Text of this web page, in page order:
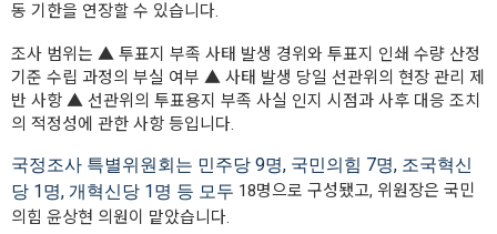
동 기한을 연장할 수 있습니다.
조사 범위는 ▲ 투표지 부족 사태 발생 경위와 투표지 인쇄 수량 산정
기준 수립 과정의 부실 여부 ▲ 사태 발생 당일 선관위의 현장 관리 제
반 사항 ▲ 선관위의 투표용지 부족 사실 인지 시점과 사후 대응 조치
의 적정성에 관한 사항 등입니다.
국정조사 특별위원회는 민주당 9명, 국민의힘 7명, 조국혁신
당 1명, 개혁신당 1명 등 모두 18명으로 구성됐고, 위원장은 국민
의힘 윤상현 의원이 맡았습니다.